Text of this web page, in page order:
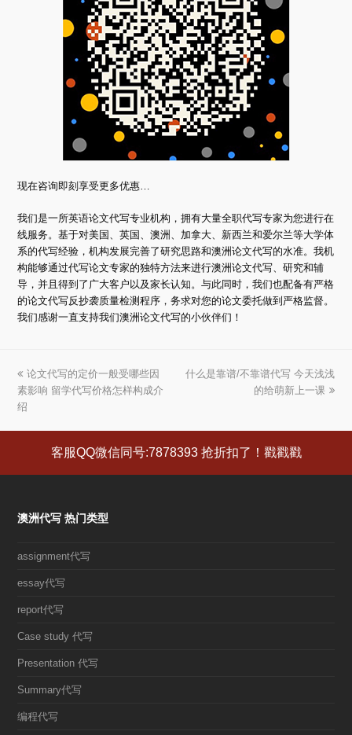
现在咨询即刻享受更多优惠…
我们是一所英语论文代写专业机构，拥有大量全职代写专家为您进行在
线服务。基于对美国、英国、澳洲、加拿大、新西兰和爱尔兰等大学体
系的代写经验，机构发展完善了研究思路和澳洲论文代写的水准。我机
构能够通过代写论文专家的独特方法来进行澳洲论文代写、研究和辅
导，并且得到了广大客户以及家长认知。与此同时，我们也配备有严格
的论文代写反抄袭质量检测程序，务求对您的论文委托做到严格监督。
我们感谢一直支持我们澳洲论文代写的小伙伴们！
上
一
论文代写的定价一般受哪些因
素影响 留学代写价格怎样构成介
绍
下
什么是靠谱/不靠谱代写 今天浅浅
的给萌新上一课
客服QQ微信同号:7878393 抢折扣了！戳戳戳
澳洲代写 热门类型
assignment代写
essay代写
report代写
Case study 代写
Presentation 代写
Summary代写
编程代写